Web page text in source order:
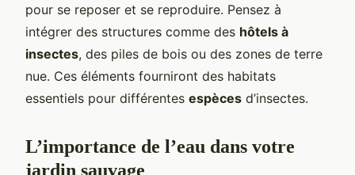
pour se reposer et se reproduire. Pensez à
intégrer des structures comme des hôtels à
insectes, des piles de bois ou des zones de terre
nue. Ces éléments fourniront des habitats
essentiels pour différentes espèces d’insectes.
L’importance de l’eau dans votre
jardin sauvage